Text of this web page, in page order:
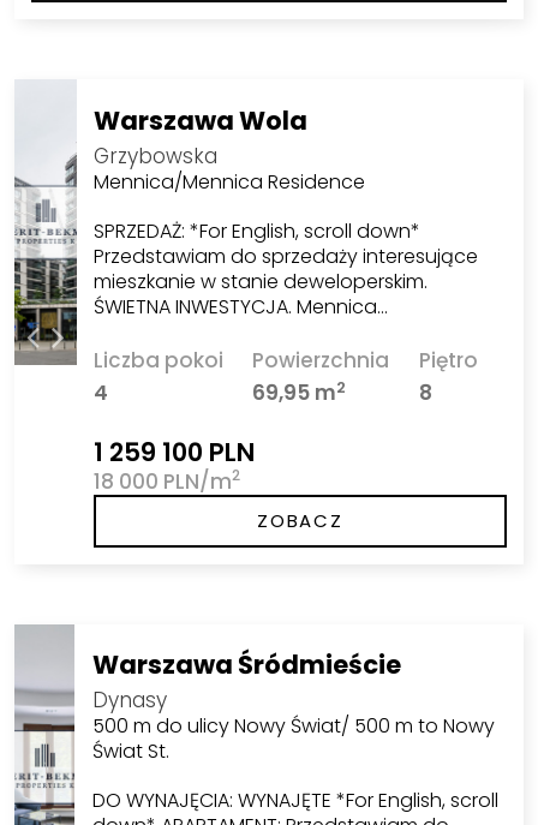
Warszawa Wola
Grzybowska
Mennica/Mennica Residence
SPRZEDAŻ: *For English, scroll down*
Przedstawiam do sprzedaży interesujące
mieszkanie w stanie deweloperskim.
ŚWIETNA INWESTYCJA. Mennica…
Liczba pokoi
4
Powierzchnia
69,95 m2
Piętro
8
1 259 100 PLN
18 000 PLN/m2
ZOBACZ
Warszawa Śródmieście
Dynasy
500 m do ulicy Nowy Świat/ 500 m to Nowy
Świat St.
DO WYNAJĘCIA: WYNAJĘTE *For English, scroll